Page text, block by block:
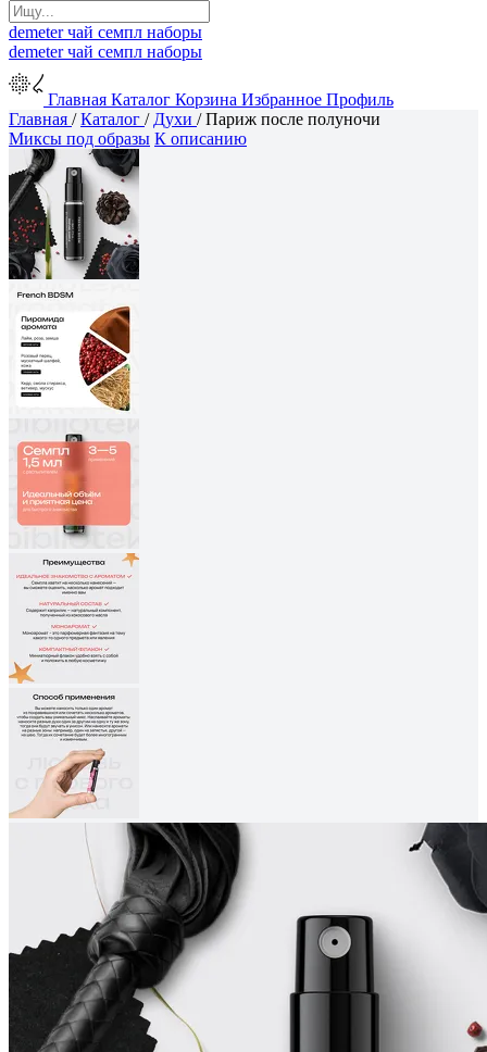
demeterчай семпл наборы
demeterчай семпл наборы
Главная Каталог Корзина Избранное Профиль
Главная /Каталог / Духи /Париж после полуночи
Миксы под образы К описанию